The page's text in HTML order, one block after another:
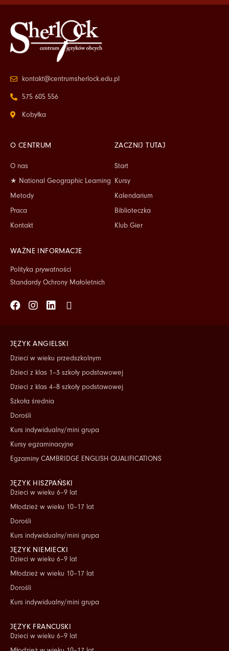
kontakt@centrumsherlock.edu.pl
575 605 556
Kobyłka
O CENTRUM
O nas
★ National Geographic Learning
Metody
Praca
Kontakt
ZACZNIJ TUTAJ
Start
Kursy
Kalendarium
Biblioteczka
Klub Gier
WAŻNE INFORMACJE
Polityka prywatności
Standardy Ochrony Małoletnich
Facebook
Instagram
Linkedin
Tiktok
JĘZYK ANGIELSKI
Dzieci w wieku przedszkolnym
Dzieci z klas 1–3 szkoły podstawowej
Dzieci z klas 4–8 szkoły podstawowej
Szkoła średnia
Dorośli
Kurs indywidualny/mini grupa
Kursy egzaminacyjne
Egzaminy CAMBRIDGE ENGLISH QUALIFICATIONS
JĘZYK HISZPAŃSKI
Dzieci w wieku 6–9 lat
Młodzież w wieku 10–17 lat
Dorośli
Kurs indywidualny/mini grupa
JĘZYK NIEMIECKI
Dzieci w wieku 6–9 lat
Młodzież w wieku 10–17 lat
Dorośli
Kurs indywidualny/mini grupa
JĘZYK FRANCUSKI
Dzieci w wieku 6–9 lat